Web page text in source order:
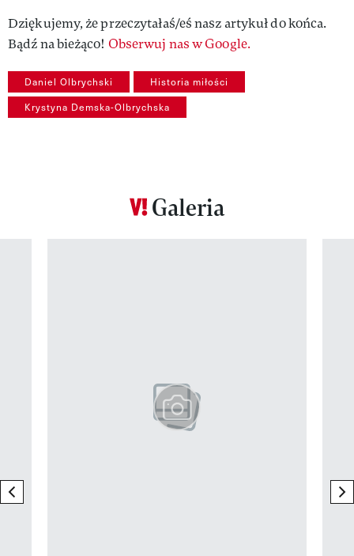
Dziękujemy, że przeczytałaś/eś nasz artykuł do końca.
Bądź na bieżąco! Obserwuj nas w Google.
Daniel Olbrychski Historia miłości
Krystyna Demska-Olbrychska
Galeria
previous element